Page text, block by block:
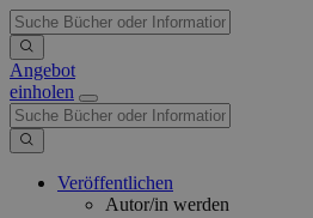
Angebot
einholen
Veröffentlichen
Autor/in werden